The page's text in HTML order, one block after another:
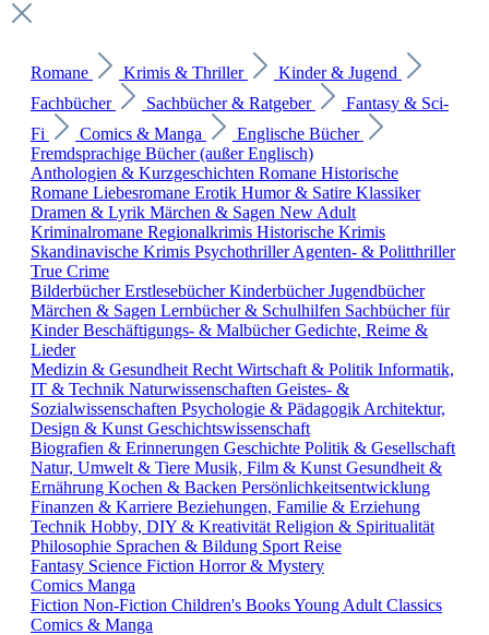
Romane Krimis & Thriller
Kinder & Jugend
Fachbücher
Sachbücher & Ratgeber
Fantasy & Sci-
Fi
Comics & Manga
Englische Bücher
Fremdsprachige Bücher (außer Englisch)
Anthologien & Kurzgeschichten Romane Historische
Romane Liebesromane Erotik Humor & Satire Klassiker
Dramen & Lyrik Märchen & Sagen New Adult
Kriminalromane Regionalkrimis Historische Krimis
Skandinavische Krimis PsychothrillerAgenten- & Politthriller
True Crime
BilderbücherErstlesebücherKinderbücherJugendbücher
Märchen & Sagen Lernbücher & Schulhilfen Sachbücher für
KinderBeschäftigungs- & MalbücherGedichte, Reime &
Lieder
Medizin & Gesundheit Recht Wirtschaft & Politik Informatik,
IT & Technik Naturwissenschaften Geistes- &
Sozialwissenschaften Psychologie & Pädagogik Architektur,
Design & Kunst Geschichtswissenschaft
Biografien & Erinnerungen Geschichte Politik & Gesellschaft
Natur, Umwelt & Tiere Musik, Film & Kunst Gesundheit &
Ernährung Kochen & Backen Persönlichkeitsentwicklung
Finanzen & Karriere Beziehungen, Familie & Erziehung
Technik Hobby, DIY & Kreativität Religion & Spiritualität
Philosophie Sprachen & Bildung Sport Reise
Fantasy Science Fiction Horror & Mystery
Comics Manga
Fiction Non-Fiction Children's BooksYoung Adult Classics
Comics & Manga